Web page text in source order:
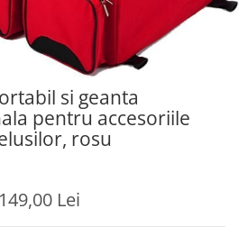
si geanta
pentru accesoriile
rosu
149,00 Lei